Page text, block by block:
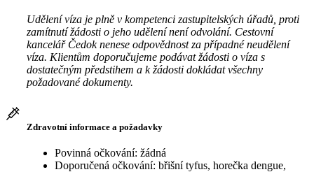
Udělení víza je plně v kompetenci zastupitelských úřadů, proti
zamítnutí žádosti o jeho udělení není odvolání. Cestovní
kancelář Čedok nenese odpovědnost za případné neudělení
víza. Klientům doporučujeme podávat žádosti o víza s
dostatečným předstihem a k žádosti dokládat všechny
požadované dokumenty.
Zdravotní informace a požadavky
Povinná očkování: žádná
Doporučená očkování: břišní tyfus, horečka dengue,